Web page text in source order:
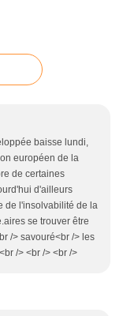
baisse lundi,
européen de la
de certaines
d'ailleurs
de l'insolvabilité de la
se trouver être
/> savouré<br /> les
/> <br /> <br />